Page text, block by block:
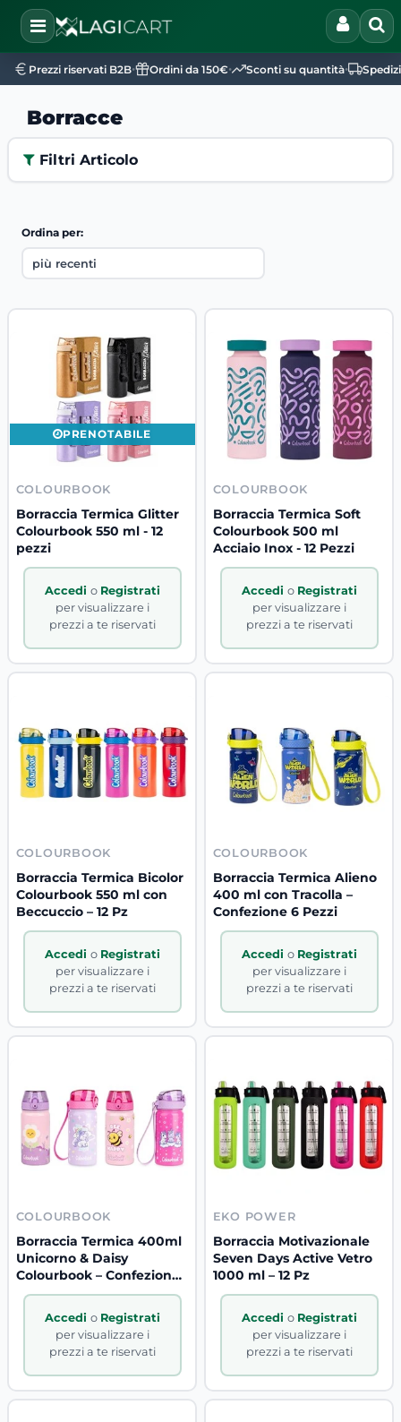
Open
Prezzi riservati B2B• Ordini da 150€• Sconti su quantità•
Borracce
Filtri Articolo
Ordina per:
PRENOTABILE
COLOURBOOK
Borraccia Termica Glitter
Colourbook 550 ml - 12
pezzi
Accedi o Registrati
per visualizzare i
prezzi a te riservati
COLOURBOOK
Borraccia Termica Soft
Colourbook 500 ml
Acciaio Inox - 12 Pezzi
Accedi o Registrati
per visualizzare i
prezzi a te riservati
COLOURBOOK
Borraccia Termica Bicolor
Colourbook 550 ml con
Beccuccio – 12 Pz
Accedi o Registrati
per visualizzare i
prezzi a te riservati
COLOURBOOK
Borraccia Termica Alieno
400 ml con Tracolla –
Confezione 6 Pezzi
Accedi o Registrati
per visualizzare i
prezzi a te riservati
COLOURBOOK
Borraccia Termica 400ml
Unicorno & Daisy
Colourbook – Confezione
12 Pz
Accedi o Registrati
per visualizzare i
prezzi a te riservati
EKO POWER
Borraccia Motivazionale
Seven Days Active Vetro
1000 ml – 12 Pz
Accedi o Registrati
per visualizzare i
prezzi a te riservati